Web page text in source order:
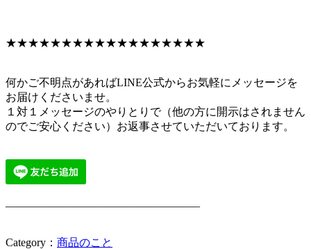
★★★★★★★★★★★★★★★★★★
何かご不明点があればLINE公式からお気軽にメッセージを
お届けくださいませ。
１対１メッセージのやりとりで（他の方に開示はされません
のでご安心ください）お返事させていただいております。
—————————————————–
Category： 商品のこと